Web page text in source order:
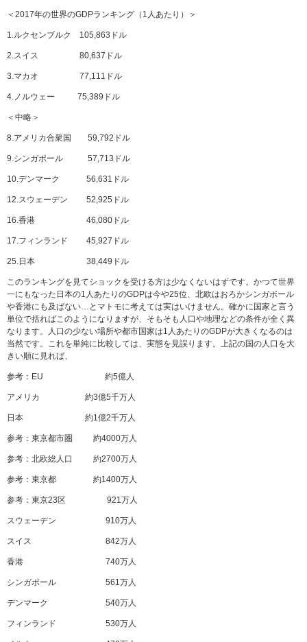
＜2017年の世界のGDPランキング（1人あたり）＞
1.ルクセンブルク 105,863ドル
2.スイス 80,637ドル
3.マカオ 77,111ドル
4.ノルウェー 75,389ドル
＜中略＞
8.アメリカ合衆国 59,792ドル
9.シンガポール 57,713ドル
10.デンマーク 56,631ドル
12.スウェーデン 52,925ドル
16.香港 46,080ドル
17.フィンランド 45,927ドル
25.日本 38,449ドル
このランキングを見てショックを受ける方は少なくないはずです。かつて世界
一にもなった日本の1人あたりのGDPは今や25位、北欧はおろかシンガポール
や香港にも及ばない…とマトモに考えては実はいけません。確かに国家と言う
単位で括ればこのようになりますが、そもそも人口や地理などの条件が全く異
なります。人口の少ない場所や都市国家は1人あたりのGDPが大きくなるのは
当然です。これを単純に比較しては、実態を見誤ります。上記の国の人口を大
きい順に見れば、
参考：EU 約5億人
アメリカ 約3億5千万人
日本 約1億2千万人
参考：東京都市圏 約4000万人
参考：北欧総人口 約2700万人
参考：東京都 約1400万人
参考：東京23区 921万人
スウェーデン 910万人
スイス 842万人
香港 740万人
シンガポール 561万人
デンマーク 540万人
フィンランド 530万人